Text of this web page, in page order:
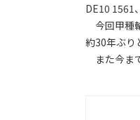
DE10 1561
今回甲種
約30年ぶり
また今ま